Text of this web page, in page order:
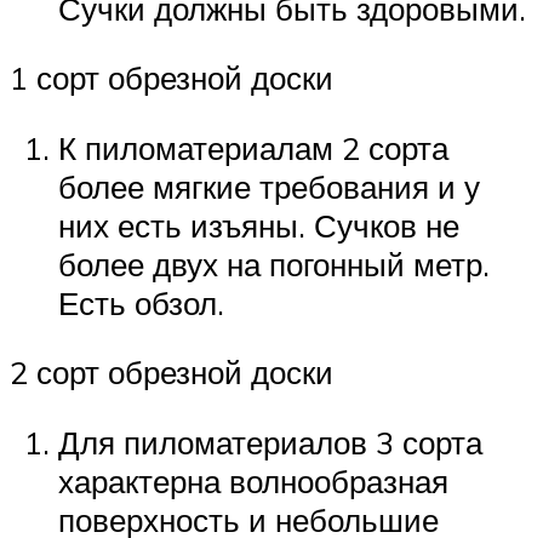
Сучки должны быть здоровыми.
1 сорт обрезной доски
К пиломатериалам 2 сорта
более мягкие требования и у
них есть изъяны. Сучков не
более двух на погонный метр.
Есть обзол.
2 сорт обрезной доски
Для пиломатериалов 3 сорта
характерна волнообразная
поверхность и небольшие